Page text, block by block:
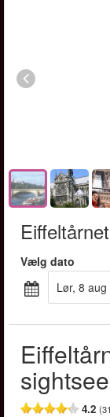
Vælg dato
lør, 8
4.2